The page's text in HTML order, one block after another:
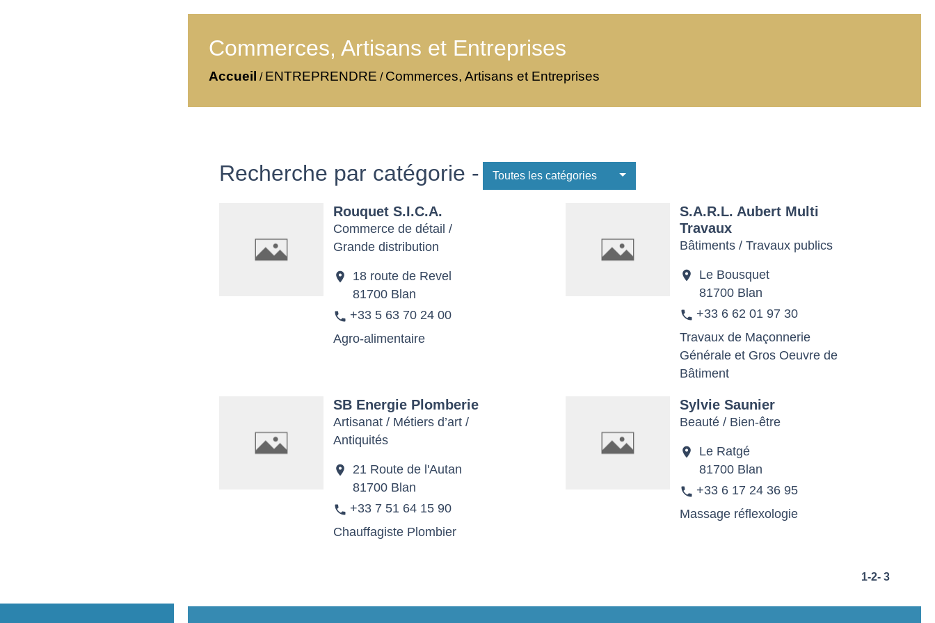
Commerces, Artisans et Entreprises
Accueil / ENTREPRENDRE / Commerces, Artisans et Entreprises
Recherche par catégorie - Toutes les catégories
Rouquet S.I.C.A.
Commerce de détail /
Grande distribution
location_on
18 route de Revel
81700 Blan
phone +33 5 63 70 24 00
Agro-alimentaire
S.A.R.L. Aubert Multi
Travaux
Bâtiments / Travaux publics
location_on
Le Bousquet
81700 Blan
phone +33 6 62 01 97 30
Travaux de Maçonnerie
Générale et Gros Oeuvre de
Bâtiment
SB Energie Plomberie
Artisanat / Métiers d’art /
Antiquités
location_on
21 Route de l'Autan
81700 Blan
phone +33 7 51 64 15 90
Chauffagiste Plombier
Sylvie Saunier
Beauté / Bien-être
location_on
Le Ratgé
81700 Blan
phone +33 6 17 24 36 95
Massage réflexologie
1-2- 3